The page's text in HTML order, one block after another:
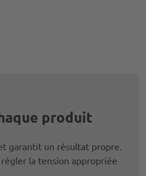
produit
garantit un résultat propre.
la tension appropriée